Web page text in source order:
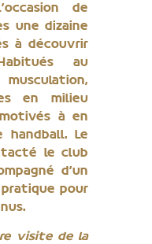
de
une dizaine
à découvrir
au
en milieu
à en
handball. Le
le club
d’un
pour
visite de la